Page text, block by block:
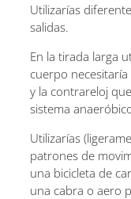
Utilizarías
salidas.
En la tirada larga
cuerpo
y la contrareloj
sistema
Utilizarías
patrones de
una bicicleta de
una cabra o aero